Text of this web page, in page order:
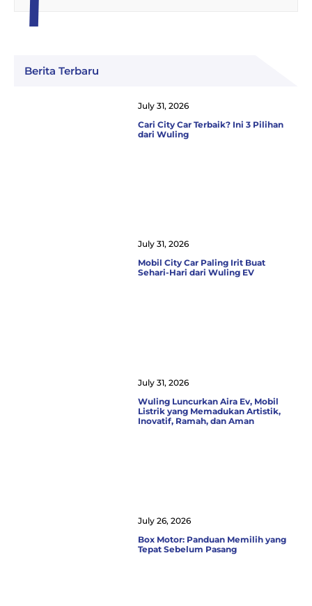
Berita Terbaru
Cari City Car Terbaik? Ini 3 Pilihan
dari Wuling
July 31, 2026
Mobil City Car Paling Irit Buat
Sehari-Hari dari Wuling EV
July 31, 2026
Wuling Luncurkan Aira Ev, Mobil
Listrik yang Memadukan Artistik,
Inovatif, Ramah, dan Aman
July 31, 2026
Box Motor: Panduan Memilih yang
Tepat Sebelum Pasang
July 26, 2026